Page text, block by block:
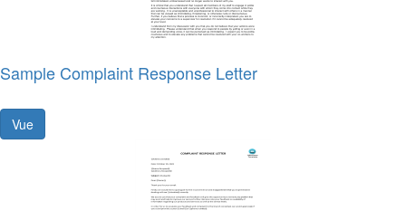
Sample Complaint Response Letter
Vue